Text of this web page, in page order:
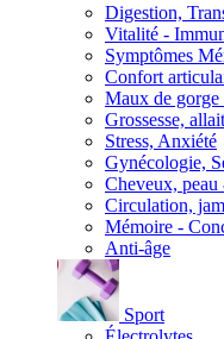
Digestion,
Vitalité -
Symptômes
Confort
Maux de gorge
Grossesse,
Stress, Anxiété
Gynécologie,
Cheveux,
Circulation,
Mémoire -
Anti-âge
Sport